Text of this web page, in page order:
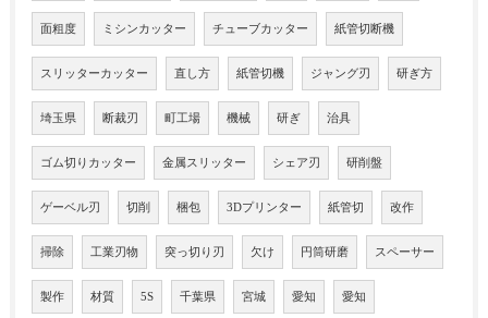
面粗度 ミシンカッター チューブカッター 紙管切断機
スリッターカッター 直し方 紙管切機 ジャング刃 研ぎ方
埼玉県 断裁刃 町工場 機械 研ぎ 治具
ゴム切りカッター 金属スリッター シェア刃 研削盤
ゲーベル刃 切削 梱包 3Dプリンター 紙管切 改作
掃除 工業刃物 突っ切り刃 欠け 円筒研磨 スペーサー
製作 材質 5S 千葉県 宮城 愛知 愛知